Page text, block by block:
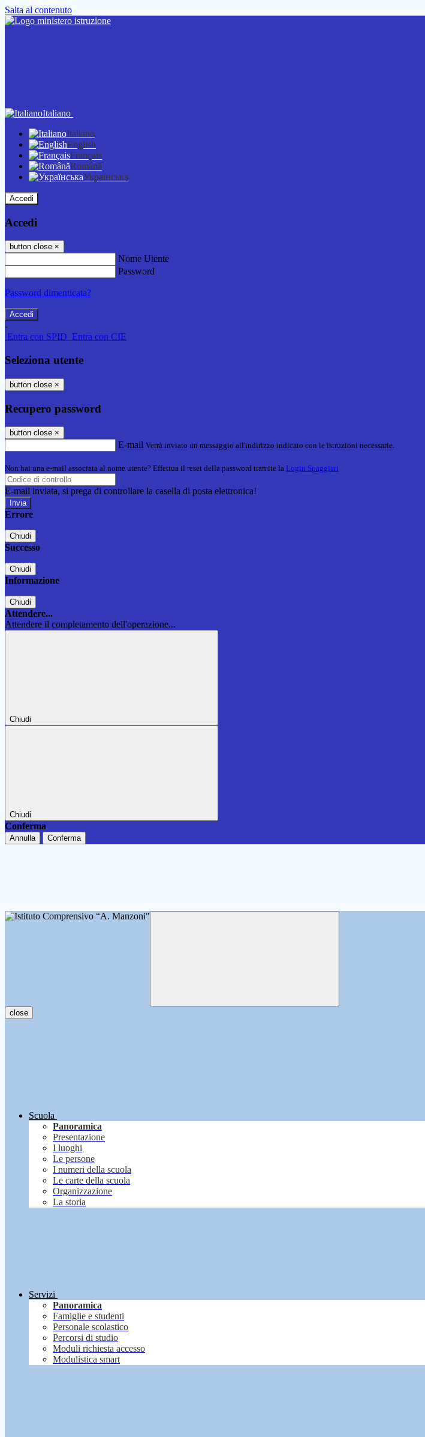
Salta al contenuto
Italiano
Italiano
English
Français
Română
Українська
Accedi
Accedi
button close ×
Nome Utente
Password
Password dimenticata?
-
Entra con SPID Entra con CIE
Seleziona utente
button close ×
Recupero password
button close ×
E-mail Verrà inviato un messaggio all'indirizzo indicato con le istruzioni necessarie.
Non hai una e-mail associata al nome utente? Effettua il reset della password tramite la Login Spaggiari
E-mail inviata, si prega di controllare la casella di posta elettronica!
Errore
Chiudi
Successo
Chiudi
Informazione
Chiudi
Attendere...
Attendere il completamento dell'operazione...
Chiudi
Chiudi
Conferma
Annulla Conferma
close
Scuola
Panoramica
Presentazione
I luoghi
Le persone
I numeri della scuola
Le carte della scuola
Organizzazione
La storia
Servizi
Panoramica
Famiglie e studenti
Personale scolastico
Percorsi di studio
Moduli richiesta accesso
Modulistica smart